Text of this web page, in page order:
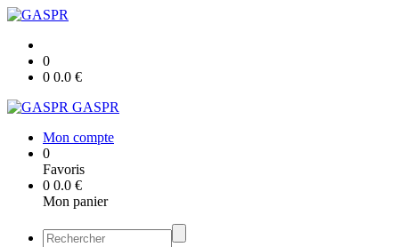
0
0 0.0 €
GASPR
Mon compte
0
Favoris
0 0.0 €
Mon panier